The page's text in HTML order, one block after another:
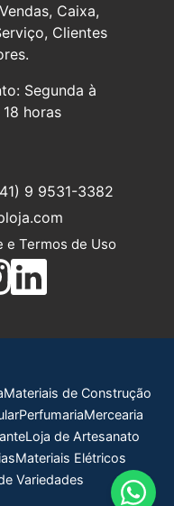
Caixa,
Clientes
Segunda à
horas
9 9531-3382
e Termos de Uso
Materiais de Construção
PerfumariaMercearia
Loja de Artesanato
Materiais Elétricos
Variedades
estoque, controle